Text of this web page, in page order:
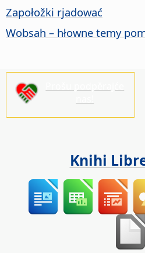
Zapołožki rjadować
Wobsah – hłowne temy
Knihi